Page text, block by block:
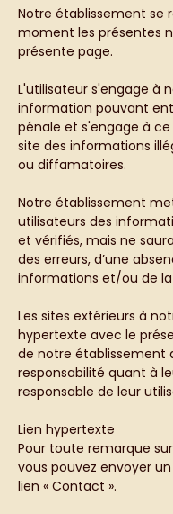
Notre établissement se
moment les présentes
présente page.
L'utilisateur s'engage à
information pouvant
pénale et s'engage à
site des informations
ou diffamatoires.
Notre établissement
utilisateurs des
et vérifiés, mais ne
des erreurs, d’une
informations et/ou de la
Les sites extérieurs à
hypertexte avec le
de notre établissement
responsabilité quant à
responsable de leur
Lien hypertexte
Pour toute remarque
vous pouvez envoyer
lien « Contact ».